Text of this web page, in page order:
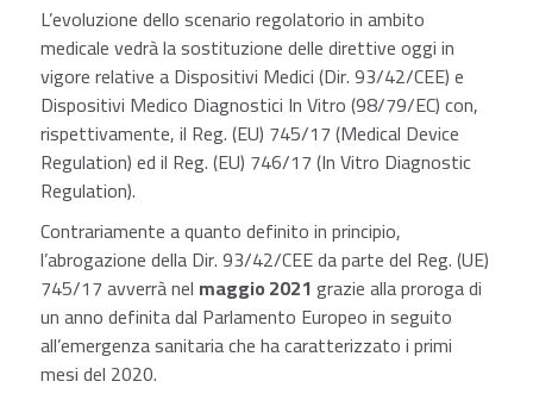
L’evoluzione dello scenario regolatorio in ambito
medicale vedrà la sostituzione delle direttive oggi in
vigore relative a Dispositivi Medici (Dir. 93/42/CEE) e
Dispositivi Medico Diagnostici In Vitro (98/79/EC) con,
rispettivamente, il Reg. (EU) 745/17 (Medical Device
Regulation) ed il Reg. (EU) 746/17 (In Vitro Diagnostic
Regulation).
Contrariamente a quanto definito in principio,
l’abrogazione della Dir. 93/42/CEE da parte del Reg. (UE)
745/17 avverrà nel maggio 2021grazie alla proroga di
un anno definita dal Parlamento Europeo in seguito
all’emergenza sanitaria che ha caratterizzato i primi
mesi del 2020.